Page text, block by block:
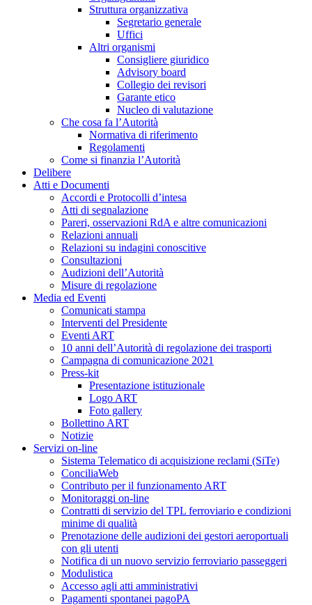
Struttura organizzativa
Segretario generale
Uffici
Altri organismi
Consigliere giuridico
Advisory board
Collegio dei revisori
Garante etico
Nucleo di valutazione
Che cosa fa l’Autorità
Normativa di riferimento
Regolamenti
Come si finanzia l’Autorità
Delibere
Atti e Documenti
Accordi e Protocolli d’intesa
Atti di segnalazione
Pareri, osservazioni RdA e altre comunicazioni
Relazioni annuali
Relazioni su indagini conoscitive
Consultazioni
Audizioni dell’Autorità
Misure di regolazione
Media ed Eventi
Comunicati stampa
Interventi del Presidente
Eventi ART
10 anni dell’Autorità di regolazione dei trasporti
Campagna di comunicazione 2021
Press-kit
Presentazione istituzionale
Logo ART
Foto gallery
Bollettino ART
Notizie
Servizi on-line
Sistema Telematico di acquisizione reclami (SiTe)
ConciliaWeb
Contributo per il funzionamento ART
Monitoraggi on-line
Contratti di servizio del TPL ferroviario e condizioni
minime di qualità
Prenotazione delle audizioni dei gestori aeroportuali
con gli utenti
Notifica di un nuovo servizio ferroviario passeggeri
Modulistica
Accesso agli atti amministrativi
Pagamenti spontanei pagoPA